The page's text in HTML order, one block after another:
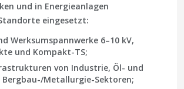
und in Energieanlagen
eingesetzt:
Werksumspannwerke 6–10 kV,
und Kompakt-TS;
von Industrie, Öl- und
Bergbau-/Metallurgie-Sektoren;